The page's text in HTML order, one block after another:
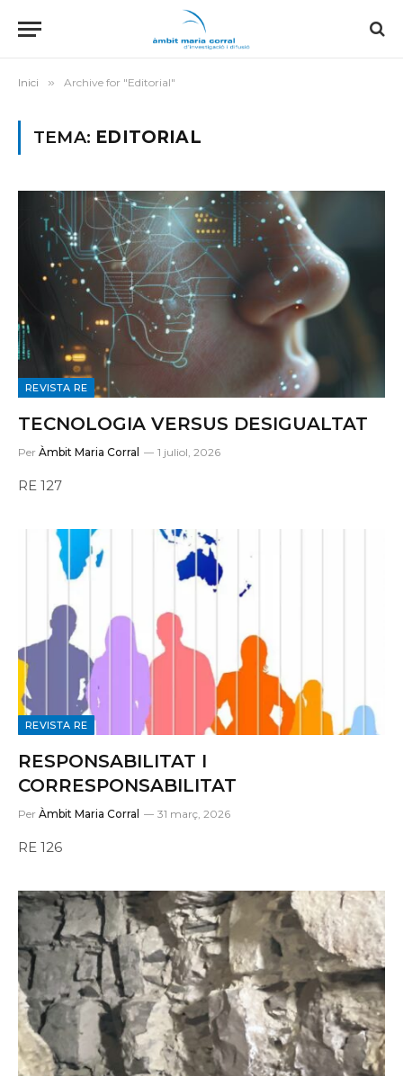
Inici » Archive for "Editorial"
TEMA: EDITORIAL
REVISTA RE
TECNOLOGIA VERSUS DESIGUALTAT
Per Àmbit Maria Corral 1 juliol, 2026
RE 127
REVISTA RE
RESPONSABILITAT I
CORRESPONSABILITAT
Per Àmbit Maria Corral 31 març, 2026
RE 126